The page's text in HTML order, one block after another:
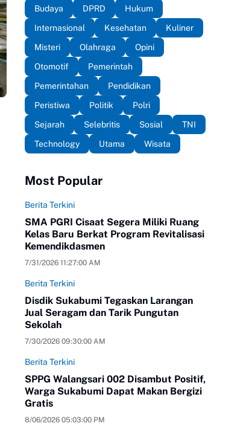
Budaya
DPRD
Hukum
Internasional
Kesehatan
Kuliner
Misteri
Olahraga
Opini
Otomotif
Pemerintah
Pemerintahan
Pendidikan
Peristiwa
Politik
Polri
Sejarah
Selebritis Sosial
TNI
Technology
Utama Wisata
Most Popular
Berita Terkini
SMA PGRI Cisaat Segera Miliki Ruang
Kelas Baru Berkat Program Revitalisasi
Kemendikdasmen
7/31/2026 11:27:00 AM
Berita Terkini
Disdik Sukabumi Tegaskan Larangan
Jual Seragam dan Tarik Pungutan
Sekolah
7/30/2026 09:30:00 AM
Berita Terkini
SPPG Walangsari 002 Disambut Positif,
Warga Sukabumi Dapat Makan Bergizi
Gratis
8/06/2026 05:03:00 PM